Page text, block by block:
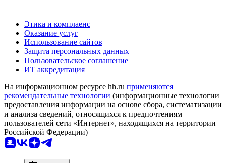
Этика и комплаенс
Оказание услуг
Использование сайтов
Защита персональных данных
Пользовательское соглашение
ИТ аккредитация
На информационном ресурсе hh.ru применяются
рекомендательные технологии (информационные технологии
предоставления информации на основе сбора, систематизации
и анализа сведений, относящихся к предпочтениям
пользователей сети «Интернет», находящихся на территории
Российской Федерации)